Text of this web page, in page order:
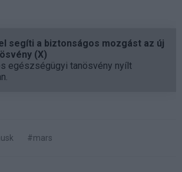
segíti a biztonságos mozgást az új
(X)
egészségügyi tanösvény nyílt
#mars